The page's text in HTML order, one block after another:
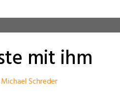
mit ihm
Michael Schreder